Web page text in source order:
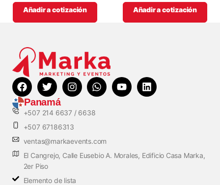
Añadir a cotización Añadir a cotización
Panamá
+507 214 6637 / 6638
+507 67186313
ventas@markaevents.com
El Cangrejo, Calle Eusebio A. Morales, Edificio Casa Marka,
2er Piso
Elemento de lista